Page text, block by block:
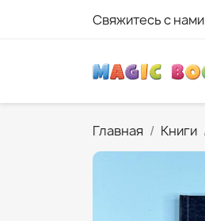
Свяжитесь с нами
Главная Книги